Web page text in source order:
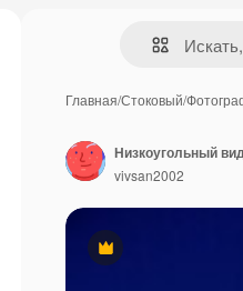
Главная/Стоковый/
Премиум
Низкоугольный
vivsan2002